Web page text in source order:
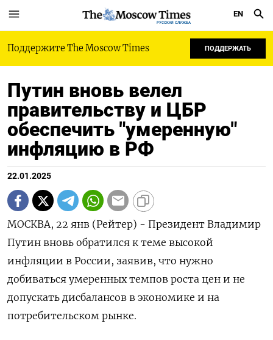
РУССКАЯ СЛУЖБА
EN
Поддержите The Moscow Times ПОДДЕРЖАТЬ
Путин вновь велел
правительству и ЦБР
обеспечить "умеренную"
инфляцию в РФ
22.01.2025
МОСКВА, 22 янв (Рейтер) - Президент Владимир
Путин вновь обратился к теме высокой
инфляции в России, заявив, что нужно
добиваться умеренных темпов роста цен и не
допускать дисбалансов в экономике и на
потребительском рынке.